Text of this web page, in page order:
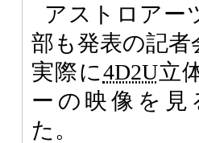
アストロアー
部も発表の記者
実際に4D2U立
ーの映像を見
た。